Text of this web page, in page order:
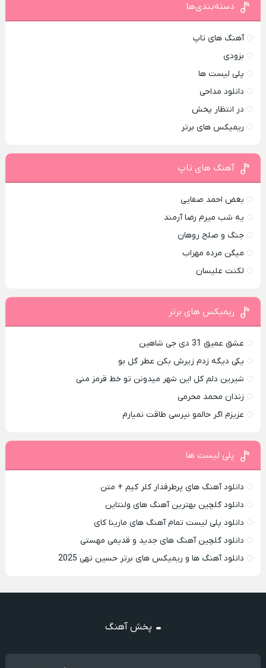
دسته‌بندی‌ها
آهنگ های تاپ
بزودی
پلی لیست ها
دانلود مداحی
در انتظار پخش
ریمیکس های برتر
آهنگ های تاپ
بغض احمد صفایی
یه شب میرم رضا آرمند
جنگ و صلح روهان
میگن مرده مهراب
لکنت علیسان
ریمیکس های برتر
عشق عمیق 31 دی جی شاهین
یکی دیگه زدم زیرش بکن عطر گل بو
شیرین دلم کل این شهر میدونن تو خط قرمز منی
زندان محمد محرمی
عزیزم اگر حالمو نپرسی طاقت نمیارم
پلی لیست ها
دانلود آهنگ های پرطرفدار کلر کیم + متن
دانلود گلچین بهترین آهنگ های ولنتاین
دانلود پلی لیست تمام آهنگ های مارینا کای
دانلود گلچین آهنگ های جدید و قدیمی مهستی
دانلود آهنگ ها و ریمیکس های برتر حسین تهی 2025
پخش آهنگ